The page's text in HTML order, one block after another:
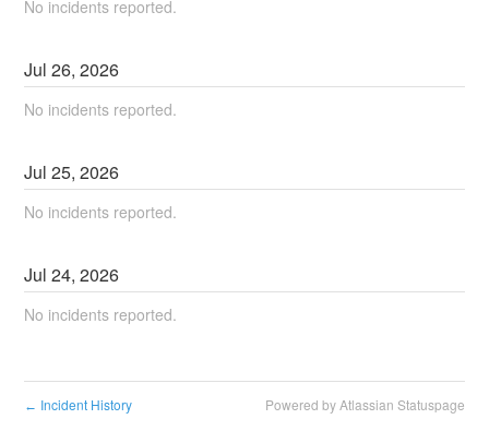
No incidents reported.
Jul26,2026
No incidents reported.
Jul25,2026
No incidents reported.
Jul24,2026
No incidents reported.
← Incident History Powered by Atlassian Statuspage